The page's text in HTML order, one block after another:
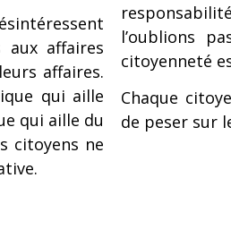
affaires
affaires.
qui aille
qui aille du
citoyens ne
l’oublions
citoyenneté
Chaque
de peser sur